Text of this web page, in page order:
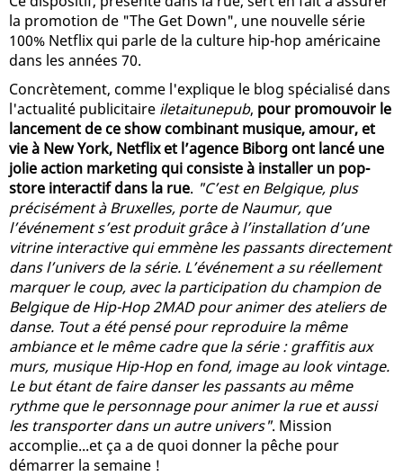
la promotion de "The Get Down", une nouvelle série
100% Netflix qui parle de la culture hip-hop américaine
dans les années 70.
Concrètement, comme l'explique le blog spécialisé dans
l'actualité publicitaire iletaitunepub, pour promouvoir le
lancement de ce show combinant musique, amour, et
vie à New York, Netflix et l’agence Biborg ont lancé une
jolie action marketing qui consiste à installer un pop-
store interactif dans la rue. "C’est en Belgique, plus
précisément à Bruxelles, porte de Naumur, que
l’événement s’est produit grâce à l’installation d’une
vitrine interactive qui emmène les passants directement
dans l’univers de la série. L’événement a su réellement
marquer le coup, avec la participation du champion de
Belgique de Hip-Hop 2MAD pour animer des ateliers de
danse. Tout a été pensé pour reproduire la même
ambiance et le même cadre que la série : graffitis aux
murs, musique Hip-Hop en fond, image au look vintage.
Le but étant de faire danser les passants au même
rythme que le personnage pour animer la rue et aussi
les transporter dans un autre univers". Mission
accomplie...et ça a de quoi donner la pêche pour
démarrer la semaine !